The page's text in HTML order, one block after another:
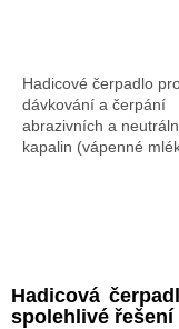
Hadicové čerpadlo
dávkování a čerpání
abrazivních a
kapalin (vápenné
Hadicová
spolehlivé